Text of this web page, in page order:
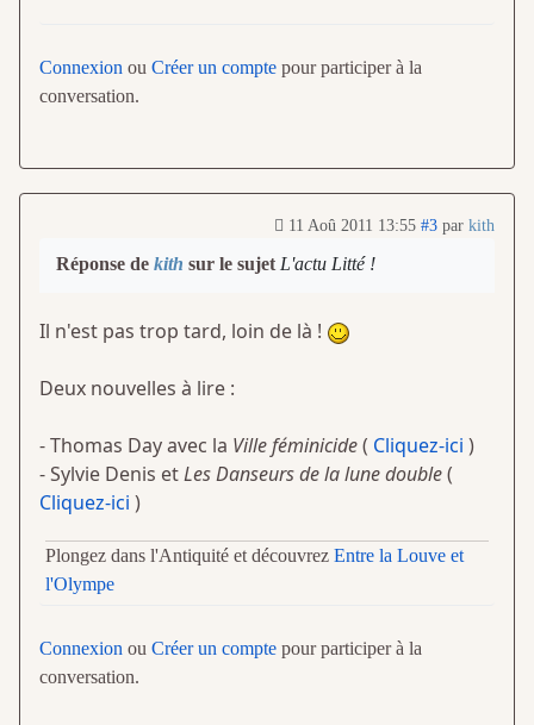
Connexion ou Créer un compte pour participer à la
conversation.
11 Aoû 2011 13:55 #3 par kith
Réponse de kith sur le sujet L'actu Litté !
Il n'est pas trop tard, loin de là !
Deux nouvelles à lire :
- Thomas Day avec la Ville féminicide( Cliquez-ici )
- Sylvie Denis etLes Danseurs de la lune double(
Cliquez-ici )
Plongez dans l'Antiquité et découvrez Entre la Louve et
l'Olympe
Connexion ou Créer un compte pour participer à la
conversation.